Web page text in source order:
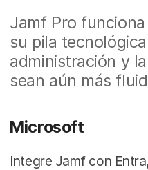
Jamf Pro
su pila
administración y
sean aún más
Microsoft
Integre Jamf con